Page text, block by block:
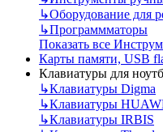
↳Оборудование для
↳Программматоры
Показать все
Карты памяти, USB
Клавиатуры для
↳Клавиатуры Digma
↳Клавиатуры
↳Клавиатуры IRBIS